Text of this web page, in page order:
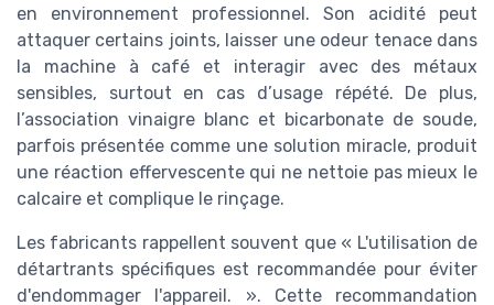
en environnement professionnel. Son acidité peut
attaquer certains joints, laisser une odeur tenace dans
la machine à café et interagir avec des métaux
sensibles, surtout en cas d’usage répété. De plus,
l’association vinaigre blanc et bicarbonate de soude,
parfois présentée comme une solution miracle, produit
une réaction effervescente qui ne nettoie pas mieux le
calcaire et complique le rinçage.
Les fabricants rappellent souvent que « L'utilisation de
détartrants spécifiques est recommandée pour éviter
d'endommager l'appareil. ». Cette recommandation